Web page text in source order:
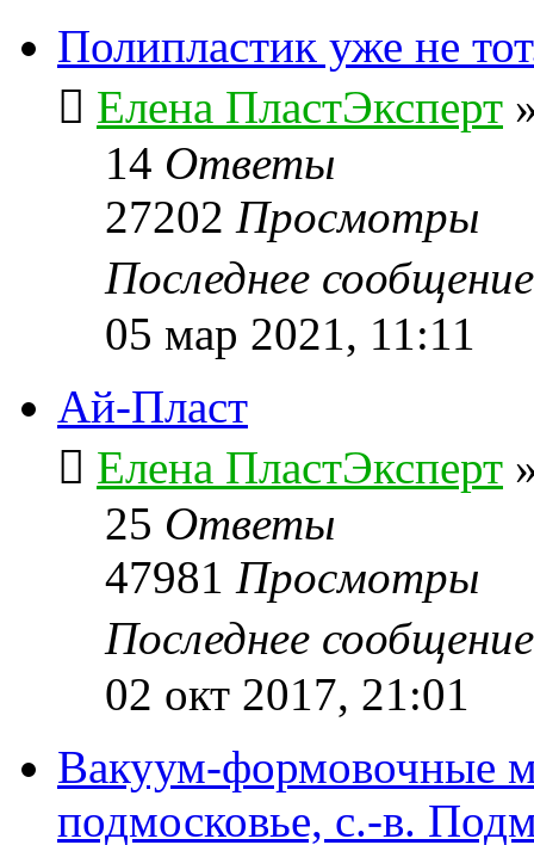
Полипластик уже не
Елена ПластЭксперт
14 Ответы
27202 Просмотры
Последнее
05 мар 2021, 11:11
Ай-Пласт
Елена ПластЭксперт
25 Ответы
47981 Просмотры
Последнее
02 окт 2017, 21:01
Вакуум-формовочные
подмосковье, с.-в.